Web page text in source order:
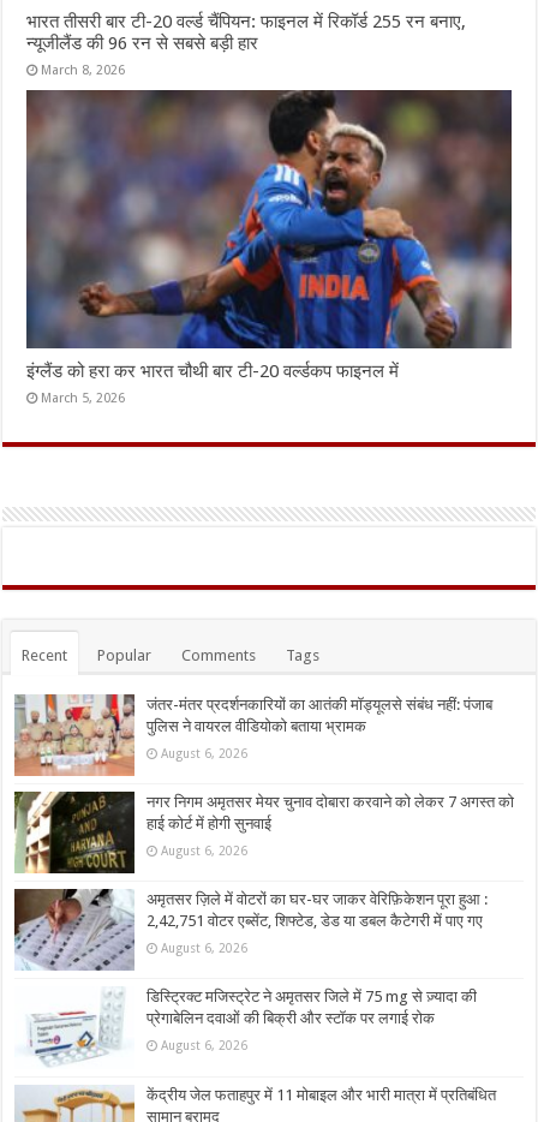
भारत तीसरी बार टी-20 वर्ल्ड चैंपियन: फाइनल में रिकॉर्ड 255 रन बनाए,
न्यूजीलैंड की 96 रन से सबसे बड़ी हार
March 8, 2026
इंग्लैंड को हरा कर भारत चौथी बार टी-20 वर्ल्डकप फाइनल में
March 5, 2026
Recent Popular Comments Tags
जंतर-मंतर प्रदर्शनकारियों का आतंकी मॉड्यूलसे संबंध नहीं: पंजाब
पुलिस ने वायरल वीडियोको बताया भ्रामक
August 6, 2026
नगर निगम अमृतसर मेयर चुनाव दोबारा करवाने को लेकर 7 अगस्त को
हाई कोर्ट में होगी सुनवाई
August 6, 2026
अमृतसर ज़िले में वोटरों का घर-घर जाकर वेरिफ़िकेशन पूरा हुआ :
2,42,751 वोटर एब्सेंट, शिफ्टेड, डेड या डबल कैटेगरी में पाए गए
August 6, 2026
डिस्ट्रिक्ट मजिस्ट्रेट ने अमृतसर जिले में 75 mg से ज़्यादा की
प्रेगाबेलिन दवाओं की बिक्री और स्टॉक पर लगाई रोक
August 6, 2026
केंद्रीय जेल फताहपुर में 11 मोबाइल और भारी मात्रा में प्रतिबंधित
सामान बरामद